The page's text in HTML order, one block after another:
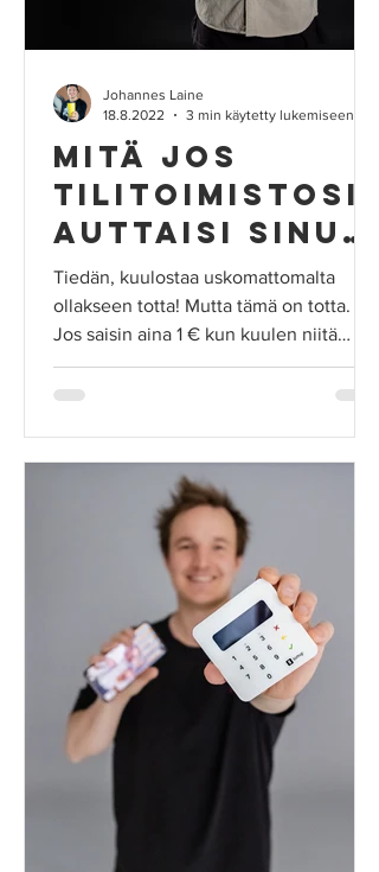
Mitä jos
tilitoimistosi
auttaisi sinua
hankkimaan
satojen
tuhansien
diilin?
Tiedän, kuulostaa uskomattomalta
ollakseen totta! Mutta tämä on totta.
Jos saisin aina 1 € kun kuulen niitä
kamalia tarinoita, mitä...
Johannes Laine
18.8.2022
3 min käytetty lukemiseen